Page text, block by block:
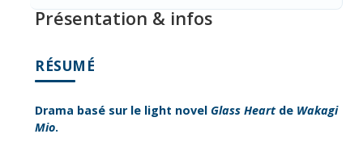
Présentation & infos
RÉSUMÉ
Drama basé sur le light novel Glass Heart de Wakagi
Mio.